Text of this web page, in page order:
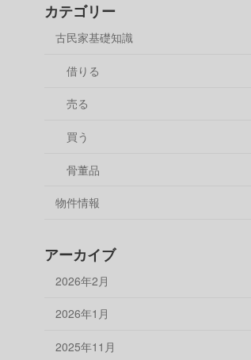
カテゴリー
古民家基礎知識
借りる
売る
買う
骨董品
物件情報
アーカイブ
2026年2月
2026年1月
2025年11月